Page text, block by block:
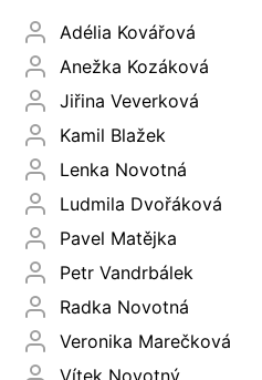
Adélia Kovářová
Anežka Kozáková
Jiřina Veverková
Kamil Blažek
Lenka Novotná
Ludmila Dvořáková
Pavel Matějka
Petr Vandrbálek
Radka Novotná
Veronika Marečková
Vítek Novotný